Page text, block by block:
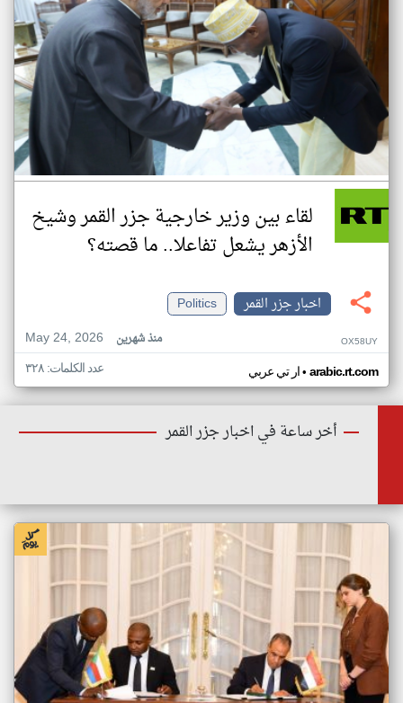
لقاء بين وزير خارجية جزر القمر وشيخ
الأزهر يشعل تفاعلا.. ما قصته؟
اخبار جزر القمر
Politics
May 24, 2026
منذ شهرين OX58UY
ار تي عربي• arabic.rt.com عدد الكلمات: ٣٢٨
أخر ساعة في اخبار جزر القمر